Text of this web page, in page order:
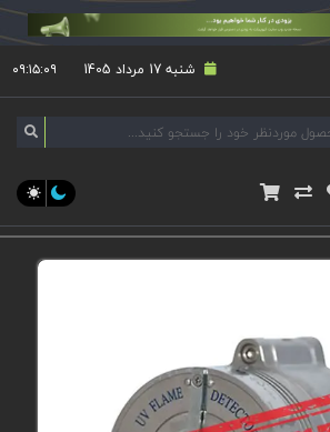
شنبه 17 مرداد 1405 ۰۹:۱۵:۰۹